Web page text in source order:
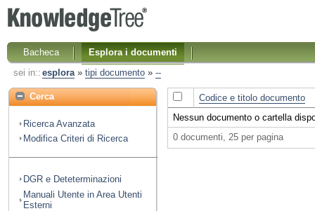
Bacheca
Esplora i documenti
sei in:: esplora» tipi documento» --
Cerca
Ricerca Avanzata
Modifica Criteri di Ricerca
DGR e Deteterminazioni
Manuali Utente in Area Utenti
Esterni
Codice e titolo documento
Nessun documento o cartella
0 documenti, 25 per pagina